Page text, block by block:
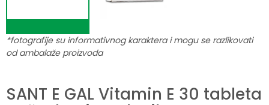
*fotografije su informativnog karaktera i mogu se razlikovati
od ambalaže proizvoda
SANT E GAL Vitamin E 30 tableta